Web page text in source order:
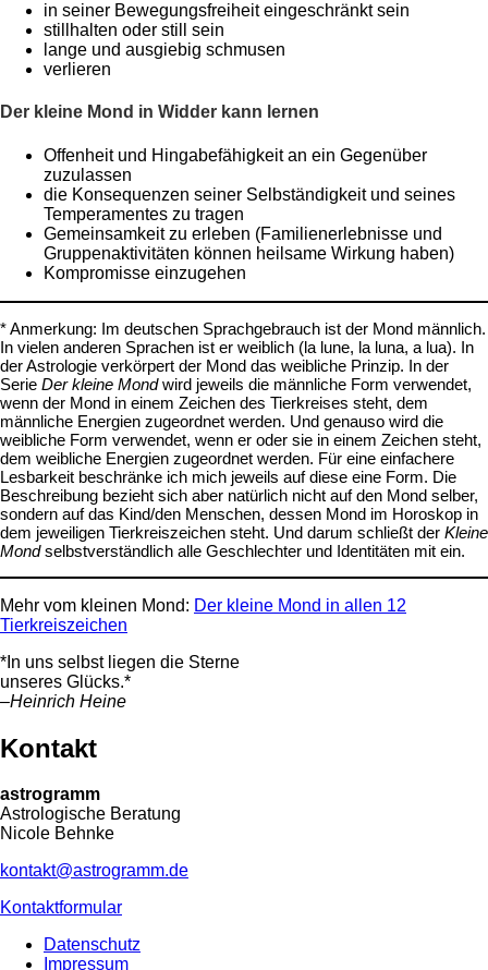
in seiner Bewegungsfreiheit eingeschränkt sein
stillhalten oder still sein
lange und ausgiebig schmusen
verlieren
Der kleine Mond in Widder kann lernen
Offenheit und Hingabefähigkeit an ein Gegenüber
zuzulassen
die Konsequenzen seiner Selbständigkeit und seines
Temperamentes zu tragen
Gemeinsamkeit zu erleben (Familienerlebnisse und
Gruppenaktivitäten können heilsame Wirkung haben)
Kompromisse einzugehen
* Anmerkung: Im deutschen Sprachgebrauch ist der Mond männlich.
In vielen anderen Sprachen ist er weiblich (la lune, la luna, a lua). In
der Astrologie verkörpert der Mond das weibliche Prinzip. In der
Serie Der kleine Mondwird jeweils die männliche Form verwendet,
wenn der Mond in einem Zeichen des Tierkreises steht, dem
männliche Energien zugeordnet werden. Und genauso wird die
weibliche Form verwendet, wenn er oder sie in einem Zeichen steht,
dem weibliche Energien zugeordnet werden. Für eine einfachere
Lesbarkeit beschränke ich mich jeweils auf diese eine Form. Die
Beschreibung bezieht sich aber natürlich nicht auf den Mond selber,
sondern auf das Kind/den Menschen, dessen Mond im Horoskop in
dem jeweiligen Tierkreiszeichen steht. Und darum schließt der Kleine
Mondselbstverständlich alle Geschlechter und Identitäten mit ein.
Mehr vom kleinen Mond: Der kleine Mond in allen 12
Tierkreiszeichen
*In uns selbst liegen die Sterne
unseres Glücks.*
–Heinrich Heine
Kontakt
astrogramm
Astrologische Beratung
Nicole Behnke
kontakt@astrogramm.de
Kontaktformular
Datenschutz
Impressum